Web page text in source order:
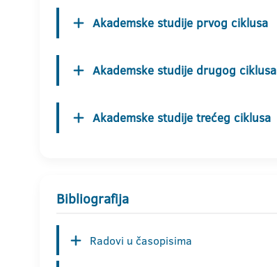
Akademske studije prvog ciklusa
Akademske studije drugog ciklusa
Akademske studije trećeg ciklusa
Bibliografija
Radovi u časopisima